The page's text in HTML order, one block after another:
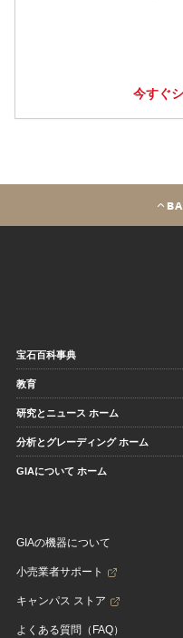
今すぐ
宝石百科事典
教育
研究とニュース ホーム
分析とグレーディング ホーム
GIAについて ホーム
GIAの機器について
小売業者サポート
キャンパス ストア
よくある質問（FAQ）